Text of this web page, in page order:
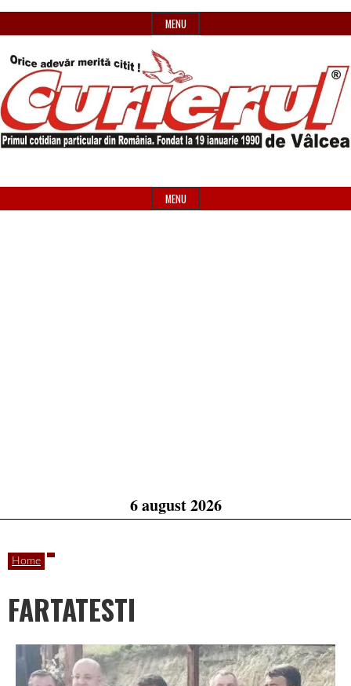
to
MENU
Curierul
Header
Widget
MENU
6 august 2026
Home
FARTATESTI